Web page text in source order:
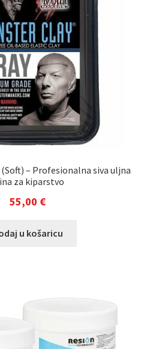
– Profesionalna siva uljna
za kiparstvo
55,00 €
u košaricu